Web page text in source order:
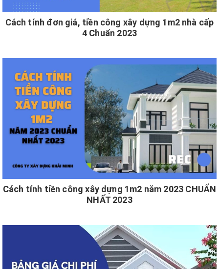
Cách tính đơn giá, tiền công xây dựng 1m2 nhà cấp
4 Chuẩn 2023
Cách tính tiền công xây dựng 1m2 năm 2023 CHUẨN
NHẤT 2023